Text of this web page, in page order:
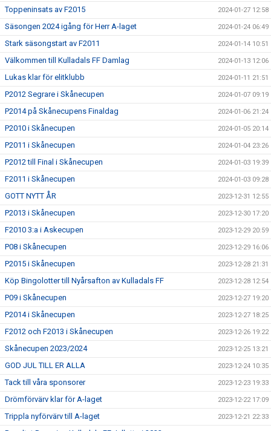
Toppeninsats av F2015 2024-01-27 12:58
Säsongen 2024 igång för Herr A-laget 2024-01-24 06:49
Stark säsongstart av F2011 2024-01-14 10:51
Välkommen till Kulladals FF Damlag 2024-01-13 12:06
Lukas klar för elitklubb 2024-01-11 21:51
P2012 Segrare i Skånecupen 2024-01-07 09:19
P2014 på Skånecupens Finaldag 2024-01-06 21:24
P2010 i Skånecupen 2024-01-05 20:14
P2011 i Skånecupen 2024-01-04 23:26
P2012 till Final i Skånecupen 2024-01-03 19:39
F2011 i Skånecupen 2024-01-03 09:28
GOTT NYTT ÅR 2023-12-31 12:55
P2013 i Skånecupen 2023-12-30 17:20
F2010 3:a i Askecupen 2023-12-29 20:59
P08 i Skånecupen 2023-12-29 16:06
P2015 i Skånecupen 2023-12-28 21:31
Köp Bingolotter till Nyårsafton av Kulladals FF 2023-12-28 12:54
P09 i Skånecupen 2023-12-27 19:20
P2014 i Skånecupen 2023-12-27 18:25
F2012 och F2013 i Skånecupen 2023-12-26 19:22
Skånecupen 2023/2024 2023-12-25 13:21
GOD JUL TILL ER ALLA 2023-12-24 10:35
Tack till våra sponsorer 2023-12-23 19:33
Drömförvärv klar för A-laget 2023-12-22 17:09
Trippla nyförvärv till A-laget 2023-12-21 22:33